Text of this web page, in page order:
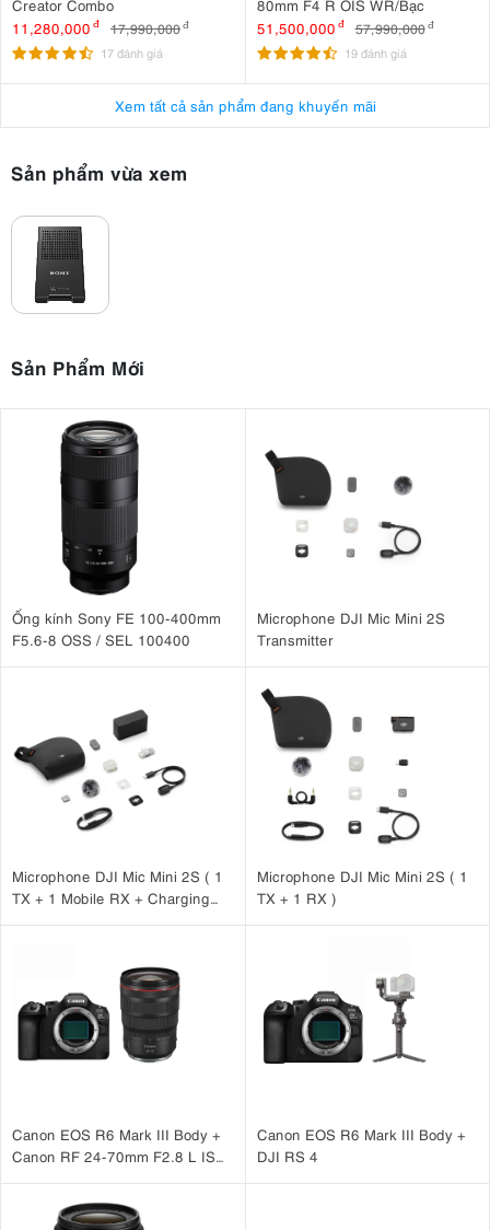
Creator Combo
11,280,000 đ 17,990,000đ
17 đánh giá
80mm F4 R OIS WR/Bạc
51,500,000 đ 57,990,000 đ
19 đánh giá
Xem tất cả sản phẩm đang khuyến mãi
Sản phẩm vừa xem
Sản Phẩm Mới
Ống kính Sony FE 100-400mm
F5.6-8 OSS / SEL 100400
Microphone DJI Mic Mini 2S
Transmitter
Microphone DJI Mic Mini 2S ( 1
TX + 1 Mobile RX + Charging
Microphone DJI Mic Mini 2S ( 1
TX + 1 RX )
Canon EOS R6 Mark III Body +
Canon RF 24-70mm F2.8 L IS
Canon EOS R6 Mark III Body +
DJI RS 4